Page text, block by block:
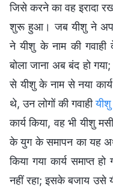
जिसे करने का वह इरादा
शुरू हुआ। जब यीशु ने
ने यीशु के नाम की
बोला जाना अब बंद हो
से यीशु के नाम से नया
थे, उन लोगों की गवाही
कार्य किया, वह भी यीशु
के युग के समापन का यह
किया गया कार्य समाप्त
नहीं रहा; इसके बजाय उसे